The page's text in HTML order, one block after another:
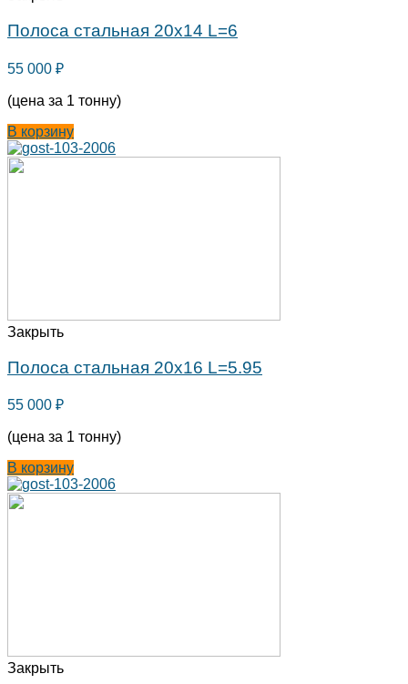
Полоса стальная 20х14 L=6
55 000 ₽
(цена за 1 тонну)
В корзину
Закрыть
Полоса стальная 20х16 L=5.95
55 000 ₽
(цена за 1 тонну)
В корзину
Закрыть